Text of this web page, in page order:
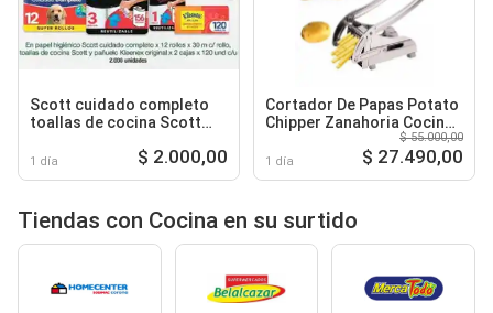
Scott cuidado completo
toallas de cocina Scott
1 día $ 2.000,00
Cortador De Papas Potato
Chipper Zanahoria Cocina
1 día
$ 55.000,00
$ 27.490,00
Tiendas con Cocina en su surtido